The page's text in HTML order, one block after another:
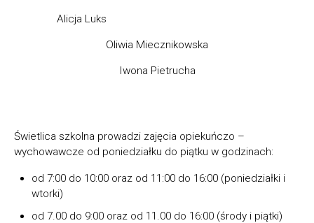
Alicja Luks
Oliwia Miecznikowska
Iwona Pietrucha
Świetlica szkolna prowadzi zajęcia opiekuńczo –
wychowawcze od poniedziałku do piątku w godzinach:
od 7:00 do 10:00 oraz od 11:00 do 16:00 (poniedziałki i
wtorki)
od 7.00 do 9:00 oraz od 11.00 do 16:00 (środy i piątki)